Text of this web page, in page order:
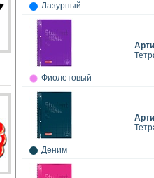
Лазурный
Фиолетовый
Деним